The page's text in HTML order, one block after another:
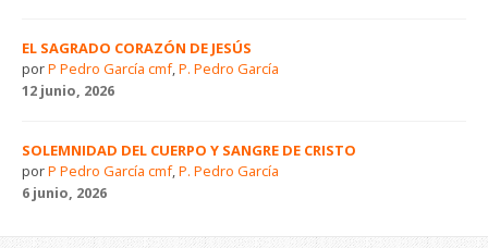
EL SAGRADO CORAZÓN DE JESÚS
porP Pedro García cmf,P. Pedro García
12 junio, 2026
SOLEMNIDAD DEL CUERPO Y SANGRE DE CRISTO
porP Pedro García cmf,P. Pedro García
6 junio, 2026